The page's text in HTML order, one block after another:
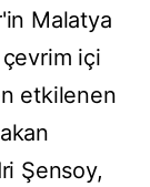
Malatya
içi
etkilenen
Şensoy,